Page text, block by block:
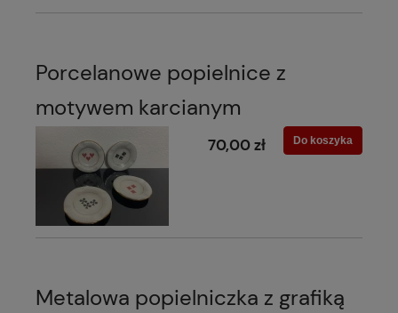
Porcelanowe popielnice z
motywem karcianym
70,00 zł Do koszyka
Metalowa popielniczka z grafiką